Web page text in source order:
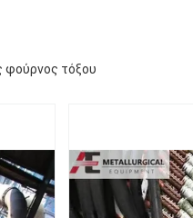
φούρνος τόξου